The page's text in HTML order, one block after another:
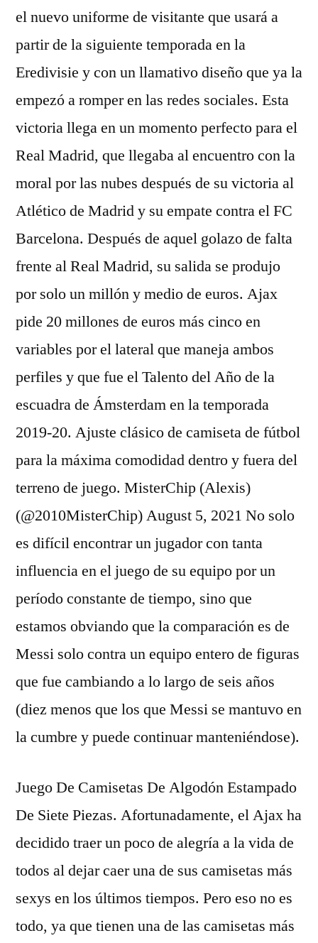
el nuevo uniforme de visitante que usará a
partir de la siguiente temporada en la
Eredivisie y con un llamativo diseño que ya la
empezó a romper en las redes sociales. Esta
victoria llega en un momento perfecto para el
Real Madrid, que llegaba al encuentro con la
moral por las nubes después de su victoria al
Atlético de Madrid y su empate contra el FC
Barcelona. Después de aquel golazo de falta
frente al Real Madrid, su salida se produjo
por solo un millón y medio de euros. Ajax
pide 20 millones de euros más cinco en
variables por el lateral que maneja ambos
perfiles y que fue el Talento del Año de la
escuadra de Ámsterdam en la temporada
2019-20. Ajuste clásico de camiseta de fútbol
para la máxima comodidad dentro y fuera del
terreno de juego. MisterChip (Alexis)
(@2010MisterChip) August 5, 2021 No solo
es difícil encontrar un jugador con tanta
influencia en el juego de su equipo por un
período constante de tiempo, sino que
estamos obviando que la comparación es de
Messi solo contra un equipo entero de figuras
que fue cambiando a lo largo de seis años
(diez menos que los que Messi se mantuvo en
la cumbre y puede continuar manteniéndose).
Juego De Camisetas De Algodón Estampado
De Siete Piezas. Afortunadamente, el Ajax ha
decidido traer un poco de alegría a la vida de
todos al dejar caer una de sus camisetas más
sexys en los últimos tiempos. Pero eso no es
todo, ya que tienen una de las camisetas más